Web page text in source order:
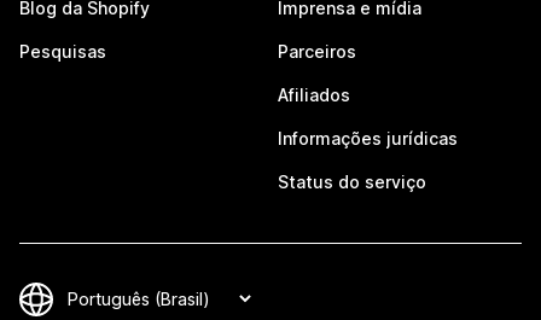
Blog da Shopify
Pesquisas
Imprensa e mídia
Parceiros
Afiliados
Informações jurídicas
Status do serviço